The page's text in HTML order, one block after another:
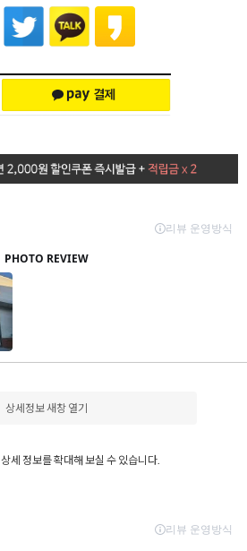
상세정보 새창 열기
상세 정보를 확대해 보실 수 있습니다.